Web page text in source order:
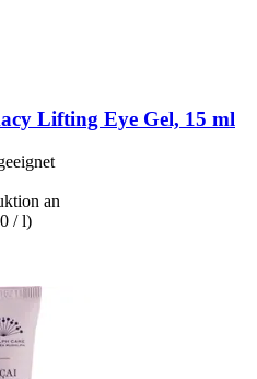
Lifting Eye Gel, 15 ml
an
/ l)